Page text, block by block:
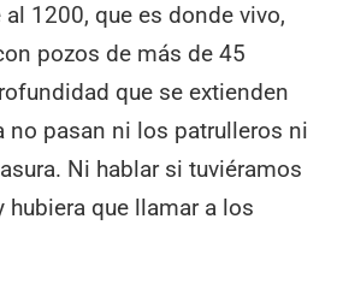
1200, que es donde vivo,
pozos de más de 45
que se extienden
no pasan ni los patrulleros ni
Ni hablar si tuviéramos
hubiera que llamar a los